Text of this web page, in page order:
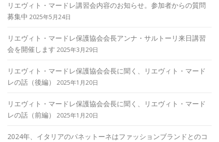
リエヴィト・マードレ講習会内容のお知らせ。参加者からの質問
募集中 2025年5月24日
リエヴィト・マードレ保護協会会長アンナ・サルトーリ来日講習
会を開催します 2025年3月29日
リエヴィト・マードレ保護協会会長に聞く、リエヴィト・マード
レの話（後編）
2025年1月20日
リエヴィト・マードレ保護協会会長に聞く、リエヴィト・マード
レの話（前編）
2025年1月20日
2024年、イタリアのパネットーネはファッションブランドとのコ